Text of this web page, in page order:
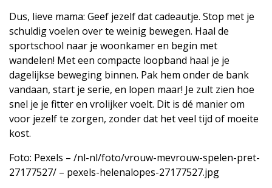
Dus, lieve mama: Geef jezelf dat cadeautje. Stop met je
schuldig voelen over te weinig bewegen. Haal de
sportschool naar je woonkamer en begin met
wandelen! Met een compacte loopband haal je je
dagelijkse beweging binnen. Pak hem onder de bank
vandaan, start je serie, en lopen maar! Je zult zien hoe
snel je je fitter en vrolijker voelt. Dit is dé manier om
voor jezelf te zorgen, zonder dat het veel tijd of moeite
kost.
Foto: Pexels – /nl-nl/foto/vrouw-mevrouw-spelen-pret-
27177527/ – pexels-helenalopes-27177527.jpg